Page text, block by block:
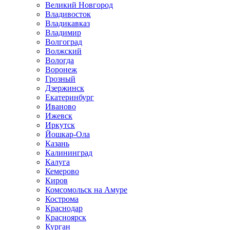
Великий Новгород
Владивосток
Владикавказ
Владимир
Волгоград
Волжский
Вологда
Воронеж
Грозный
Дзержинск
Екатеринбург
Иваново
Ижевск
Иркутск
Йошкар-Ола
Казань
Калининград
Калуга
Кемерово
Киров
Комсомольск на Амуре
Кострома
Краснодар
Красноярск
Курган